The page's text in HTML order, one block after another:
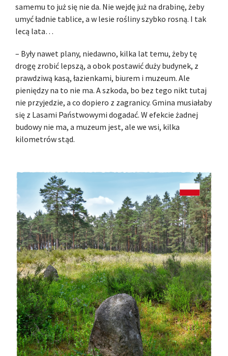
samemu to już się nie da. Nie wejdę już na drabinę, żeby
umyć ładnie tablice, a w lesie rośliny szybko rosną. I tak
lecą lata…
– Były nawet plany, niedawno, kilka lat temu, żeby tę
drogę zrobić lepszą, a obok postawić duży budynek, z
prawdziwą kasą, łazienkami, biurem i muzeum. Ale
pieniędzy na to nie ma. A szkoda, bo bez tego nikt tutaj
nie przyjedzie, a co dopiero z zagranicy. Gmina musiałaby
się z Lasami Państwowymi dogadać. W efekcie żadnej
budowy nie ma, a muzeum jest, ale we wsi, kilka
kilometrów stąd.